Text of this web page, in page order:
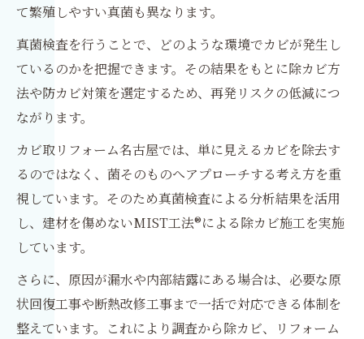
て繁殖しやすい真菌も異なります。
真菌検査を行うことで、どのような環境でカビが発生し
ているのかを把握できます。その結果をもとに除カビ方
法や防カビ対策を選定するため、再発リスクの低減につ
ながります。
カビ取リフォーム名古屋では、単に見えるカビを除去す
るのではなく、菌そのものへアプローチする考え方を重
視しています。そのため真菌検査による分析結果を活用
し、建材を傷めないMIST工法®による除カビ施工を実施
しています。
さらに、原因が漏水や内部結露にある場合は、必要な原
状回復工事や断熱改修工事まで一括で対応できる体制を
整えています。これにより調査から除カビ、リフォーム